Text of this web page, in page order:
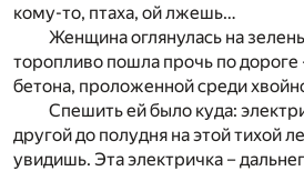
кому-то, птаха, ой лжешь…
Женщина оглянулась на
торопливо пошла прочь по дороге
бетона, проложенной среди
Спешить ей было куда:
другой до полудня на этой тихой
увидишь. Эта электричка –